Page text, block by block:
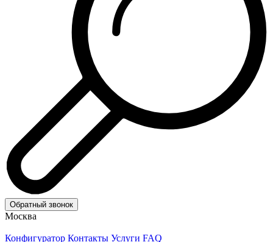
Обратный звонок
Москва
Конфигуратор Контакты Услуги FAQ